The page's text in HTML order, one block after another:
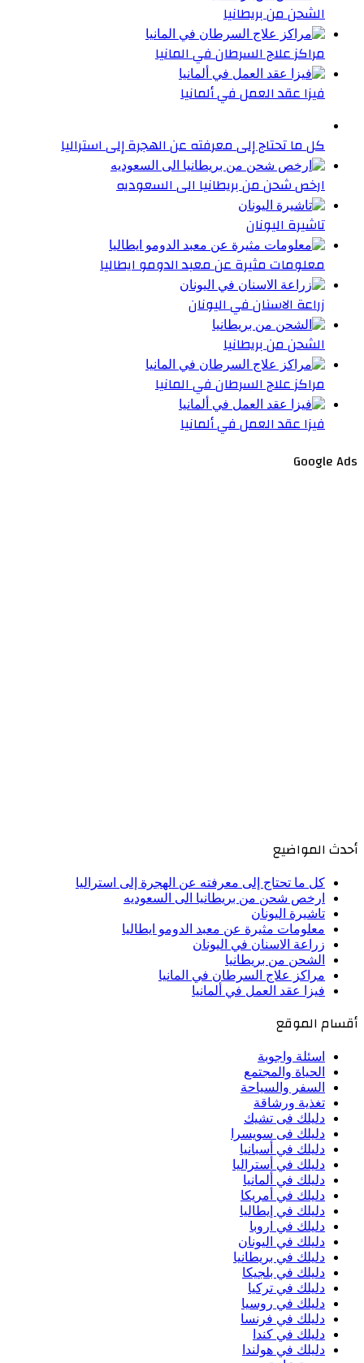
الشحن من بريطانيا
مراكز علاج السرطان في المانيا
فيزا عقد العمل في ألمانيا
كل ما تحتاج إلى معرفته عن الهجرة إلى استراليا
ارخص شحن من بريطانيا الى السعوديه
تاشيرة اليونان
معلومات مثيرة عن معبد الدومو ايطاليا
زراعة الاسنان في اليونان
الشحن من بريطانيا
مراكز علاج السرطان في المانيا
فيزا عقد العمل في ألمانيا
Google Ads
أحدث المواضيع
كل ما تحتاج إلى معرفته عن الهجرة إلى استراليا
ارخص شحن من بريطانيا الى السعوديه
تاشيرة اليونان
معلومات مثيرة عن معبد الدومو ايطاليا
زراعة الاسنان في اليونان
الشحن من بريطانيا
مراكز علاج السرطان في المانيا
فيزا عقد العمل في ألمانيا
أقسام الموقع
اسئلة واجوبة
الحياة والمجتمع
السفر والسياحة
تغذية ورشاقة
دليلك فى تشيك
دليلك فى سويسرا
دليلك في أسبانيا
دليلك في أستراليا
دليلك في ألمانيا
دليلك في أمريكا
دليلك في إيطاليا
دليلك في اروبا
دليلك في اليونان
دليلك في بريطانيا
دليلك في بلجيكا
دليلك في تركيا
دليلك في روسيا
دليلك في فرنسا
دليلك في كندا
دليلك في هولندا